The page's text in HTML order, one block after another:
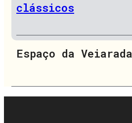
clássicos
Espaço da Veiarada